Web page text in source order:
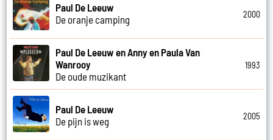
Paul De Leeuw
De oranje camping
2000
Paul De Leeuw en Anny en Paula Van
Wanrooy
De oude muzikant
1993
Paul De Leeuw
De pijn is weg
2005